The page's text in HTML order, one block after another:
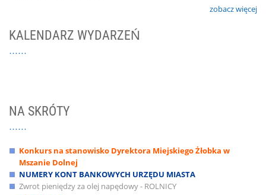
zobacz więcej
KALENDARZ WYDARZEŃ
NA SKRÓTY
Konkurs na stanowisko Dyrektora Miejskiego Żłobka w
Mszanie Dolnej
NUMERY KONT BANKOWYCH URZĘDU MIASTA
Zwrot pieniędzy za olej napędowy - ROLNICY